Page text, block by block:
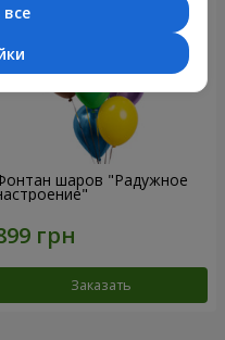
шаров "Радужное
Заказать